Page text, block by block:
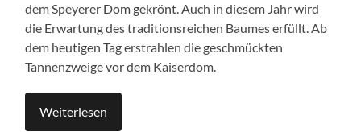
dem Speyerer Dom gekrönt. Auch in diesem Jahr wird
die Erwartung des traditionsreichen Baumes erfüllt. Ab
dem heutigen Tag erstrahlen die geschmückten
Tannenzweige vor dem Kaiserdom.
Weiterlesen